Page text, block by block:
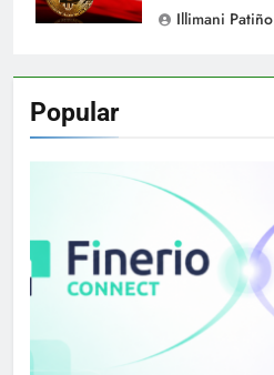
Illimani Patiño
Popular